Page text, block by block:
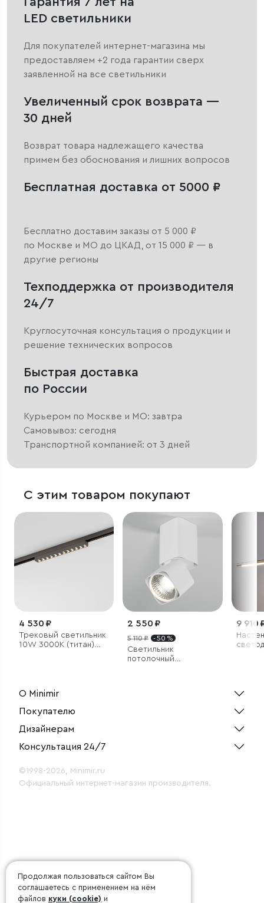
LED светильники
Для покупателей интернет-магазина мы
предоставляем +2 года гарантии сверх
заявленной на все светильники
Увеличенный срок возврата —
30 дней
Возврат товара надлежащего качества
примем без обоснования и лишних вопросов
Бесплатная доставка от 5000 ₽
Бесплатно доставим заказы от 5 000 ₽
по Москве и МО до ЦКАД, от 15 000 ₽ — в
другие регионы
Техподдержка от производителя
24/7
Круглосуточная консультация о продукции и
решение технических вопросов
Быстрая доставка
по России
Курьером по Москве и МО: завтра
Самовывоз: сегодня
Транспортной компанией: от 3 дней
С этим товаром покупают
4 530 ₽
Трековый светильник
10W 3000K (титан)
2 550 ₽
5 110 ₽ - 50 %
Светильник
потолочный
9 910
О Minimir
Покупателю
Дизайнерам
Консультация 24/7
©1998-2026, Minimir.ru
Официальный интернет-магазин производителя.
Продолжая пользоваться сайтом Вы
соглашаетесь с применением на нём
файлов куки (cookie) и